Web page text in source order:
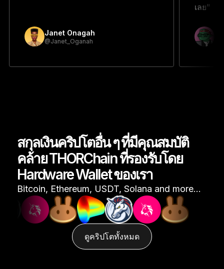
Janet Onagah
@Janet_Oganah
เลย"
สกุลเงินคริปโตอื่น ๆ ที่มีคุณสมบัติ
คล้าย THORChain ที่รองรับโดย
Hardware Wallet ของเรา
Bitcoin, Ethereum, USDT, Solana and more…
ดูคริปโตทั้งหมด